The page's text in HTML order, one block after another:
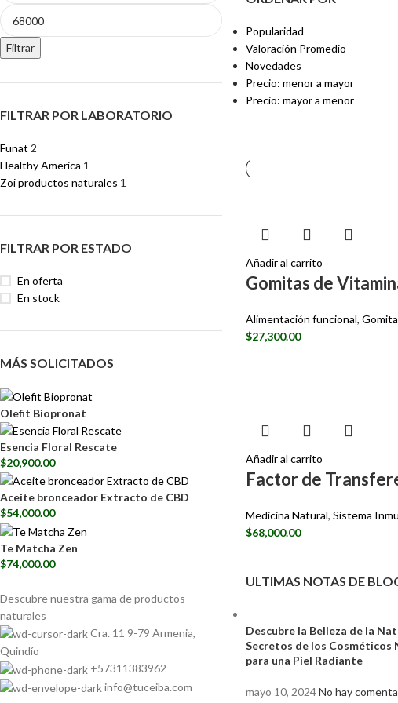
Filtrar
FILTRAR POR LABORATORIO
Funat 2
Healthy America 1
Zoi productos naturales 1
FILTRAR POR ESTADO
En oferta
En stock
MÁS SOLICITADOS
Olefit Biopronat
Esencia Floral Rescate
$20,900.00
Aceite bronceador Extracto de CBD
$54,000.00
Te Matcha Zen
$74,000.00
Popularidad
Valoración Promedio
Novedades
Precio: menor a mayor
Precio: mayor a menor
Añadir al carrito
Gomitas de
Alimentación funcional,
$27,300.00
Añadir al carrito
Factor de
Medicina Natural, Sistema
$68,000.00
Descubre nuestra gama deproductos
naturales
Cra. 11 9-79 Armenia,
Quindío
+57311383962
info@tuceiba.com
ULTIMAS NOTAS DE
Descubre la Belleza de la
Secretos de los Cosméticos
para una Piel Radiante
mayo 10, 2024No hay